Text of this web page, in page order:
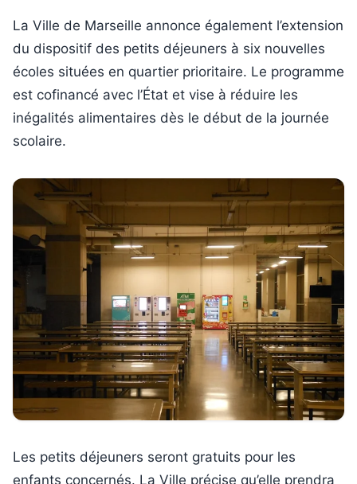
La Ville de Marseille annonce également l’extension
du dispositif des petits déjeuners à six nouvelles
écoles situées en quartier prioritaire. Le programme
est cofinancé avec l’État et vise à réduire les
inégalités alimentaires dès le début de la journée
scolaire.
Les petits déjeuners seront gratuits pour les
enfants concernés. La Ville précise qu’elle prendra